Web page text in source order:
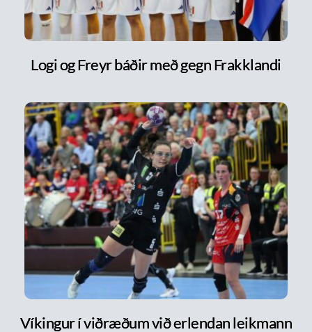
Logi og Freyr báðir með gegn Frakklandi
Víkingur í viðræðum við erlendan leikmann